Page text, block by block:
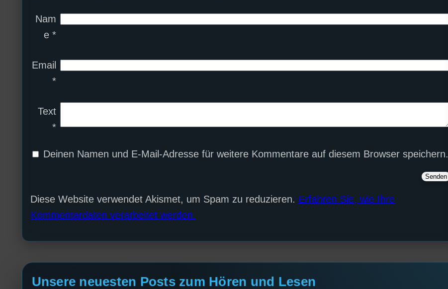
Nam
e *
Email
*
Text
*
Deinen Namen und E-Mail-Adresse für weitere Kommentare auf diesem Browser speichern.
Diese Website verwendet Akismet, um Spam zu reduzieren. Erfahren Sie, wie Ihre
Kommentardaten verarbeitet werden.
Unsere neuesten Posts zum Hören und Lesen